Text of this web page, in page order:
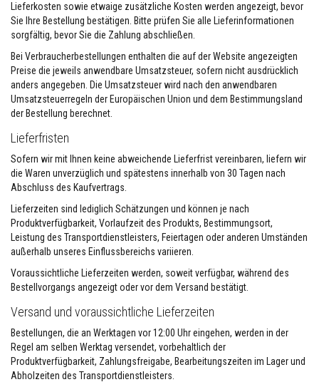
e
n
F
e
u
e
r
e
t
e
r
K
i
t
H
i
t
z
b
s
ä
n
d
i
Lieferkosten sowie etwaige zusätzliche Kosten werden angezeigt, bevor
Sie Ihre Bestellung bestätigen. Bitte prüfen Sie alle Lieferinformationen
sorgfältig, bevor Sie die Zahlung abschließen.
Bei Verbraucherbestellungen enthalten die auf der Website angezeigten
Preise die jeweils anwendbare Umsatzsteuer, sofern nicht ausdrücklich
anders angegeben. Die Umsatzsteuer wird nach den anwendbaren
Umsatzsteuerregeln der Europäischen Union und dem Bestimmungsland
der Bestellung berechnet.
Lieferfristen
Sofern wir mit Ihnen keine abweichende Lieferfrist vereinbaren, liefern wir
die Waren unverzüglich und spätestens innerhalb von 30 Tagen nach
Abschluss des Kaufvertrags.
Lieferzeiten sind lediglich Schätzungen und können je nach
Produktverfügbarkeit, Vorlaufzeit des Produkts, Bestimmungsort,
Leistung des Transportdienstleisters, Feiertagen oder anderen Umständen
außerhalb unseres Einflussbereichs variieren.
Voraussichtliche Lieferzeiten werden, soweit verfügbar, während des
Bestellvorgangs angezeigt oder vor dem Versand bestätigt.
Versand und voraussichtliche Lieferzeiten
Bestellungen, die an Werktagen vor 12:00 Uhr eingehen, werden in der
Regel am selben Werktag versendet, vorbehaltlich der
Produktverfügbarkeit, Zahlungsfreigabe, Bearbeitungszeiten im Lager und
Abholzeiten des Transportdienstleisters.